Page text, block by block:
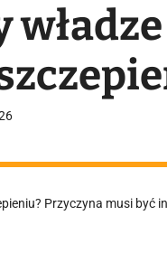
Przyczyna musi być